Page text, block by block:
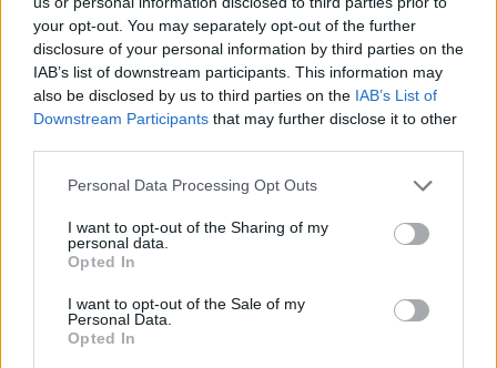
your opt-out. You may separately opt-out of the further
disclosure of your personal information by third parties on the
IAB’s list of downstream participants. This information may
also be disclosed by us to third parties on the IAB’s List of
Downstream Participants that may further disclose it to other
Personal Data Processing Opt Outs
I want to opt-out of the Sharing of my
personal data.
Opted In
I want to opt-out of the Sale of my
Personal Data.
Opted In
και δερμάτινα αξεσουάρ
Ωστόσο,η πρόκληση για τους οίκουςπαραμένει:
πώς θα ισορροπήσουν την προσβασιμότητα με
όπως Burberry και Gucci στο παρελθόν, που έπληξαν
το κύρος τους, αποτελούν προειδοποίηση.
«μικρά πολυτελή αντικείμενα» θα αποδώσει σε ένα
περιβάλλον με πιεσμένη αγοραστική δύναμη μένει